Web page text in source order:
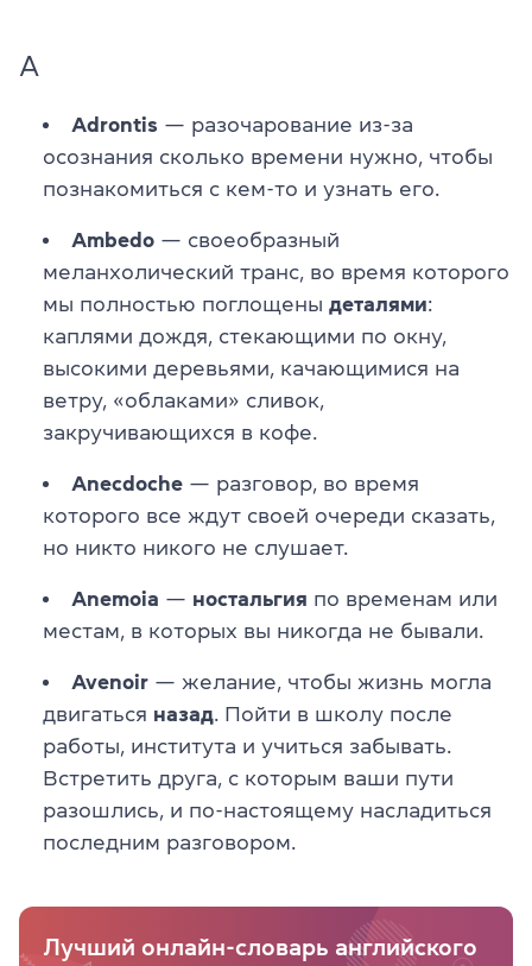
A
Adrontis — разочарование из-за
осознания сколько времени нужно, чтобы
познакомиться с кем-то и узнать его.
Ambedo — своеобразный
меланхолический транс, во время которого
мы полностью поглощены деталями:
каплями дождя, стекающими по окну,
высокими деревьями, качающимися на
ветру, «облаками» сливок,
закручивающихся в кофе.
Anecdoche — разговор, во время
которого все ждут своей очереди сказать,
но никто никого не слушает.
Anemoia — ностальгия по временам или
местам, в которых вы никогда не бывали.
Avenoir — желание, чтобы жизнь могла
двигаться назад . Пойти в школу после
работы, института и учиться забывать.
Встретить друга, с которым ваши пути
разошлись, и по-настоящему насладиться
последним разговором.
Лучший онлайн-словарь английского